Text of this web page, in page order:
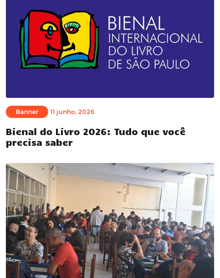
Banner 11 junho, 2026
Bienal do Livro 2026: Tudo que você
precisa saber